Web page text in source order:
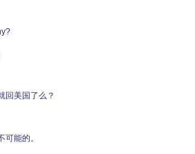
美国了么？
能的。